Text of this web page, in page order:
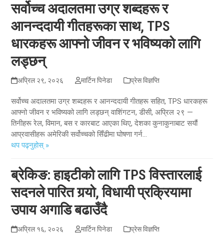
सर्वोच्च अदालतमा उग्र शब्दहरू र
आनन्ददायी गीतहरूका साथ, TPS
धारकहरू आफ्नो जीवन र भविष्यको लागि
लड्छन्
अप्रिल २९, २०२६ मार्टिन पिनेडा प्रेस विज्ञप्ति
सर्वोच्च अदालतमा उग्र शब्दहरू र आनन्ददायी गीतहरू सहित, TPS धारकहरू
आफ्नो जीवन र भविष्यको लागि लड्छन् वाशिंगटन, डीसी, अप्रिल २९ —
तिनीहरू रेल, विमान, बस र कारबाट आएका थिए, देशका कुनाकुनाबाट सयौं
आप्रवासीहरू अमेरिकी सर्वोच्चको सिँढीमा घोषणा गर्न...
थप पढ्नुहोस् »
ब्रेकिङ: हाइटीको लागि TPS विस्तारलाई
सदनले पारित गर्‍यो, विधायी प्रक्रियामा
उपाय अगाडि बढाउँदै
अप्रिल १६, २०२६ मार्टिन पिनेडा प्रेस विज्ञप्ति